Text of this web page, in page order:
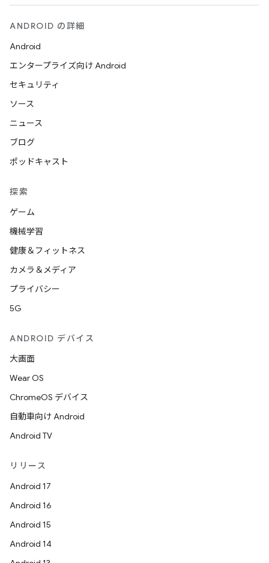
ANDROID の詳細
Android
エンタープライズ向け Android
セキュリティ
ソース
ニュース
ブログ
ポッドキャスト
探索
ゲーム
機械学習
健康＆フィットネス
カメラ＆メディア
プライバシー
5G
ANDROID デバイス
大画面
Wear OS
ChromeOS デバイス
自動車向け Android
Android TV
リリース
Android 17
Android 16
Android 15
Android 14